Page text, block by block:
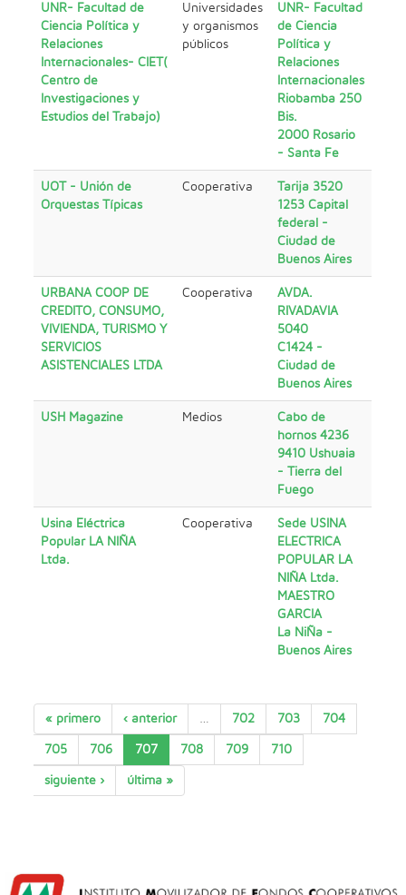
UNR- Facultad de
Ciencia Política y
Relaciones
Internacionales- CIET(
Centro de
Investigaciones y
Estudios del Trabajo)
Universidades
y organismos
públicos
UNR- Facultad
de Ciencia
Política y
Relaciones
Internacionales
Riobamba 250
Bis.
2000 Rosario
- Santa Fe
UOT - Unión de
Orquestas Típicas
Cooperativa
Tarija 3520
1253 Capital
federal -
Ciudad de
Buenos Aires
URBANA COOP DE
CREDITO, CONSUMO,
VIVIENDA, TURISMO Y
SERVICIOS
ASISTENCIALES LTDA
Cooperativa
AVDA.
RIVADAVIA
5040
C1424 -
Ciudad de
Buenos Aires
USH Magazine Medios
Cabo de
hornos 4236
9410 Ushuaia
- Tierra del
Fuego
Usina Eléctrica
Popular LA NIÑA
Ltda.
Cooperativa
Sede USINA
ELECTRICA
POPULAR LA
NIÑA Ltda.
MAESTRO
GARCIA
La NiÑa -
Buenos Aires
« primero ‹ anterior 702 703 704
705 706 707 708 709 710
siguiente › última »